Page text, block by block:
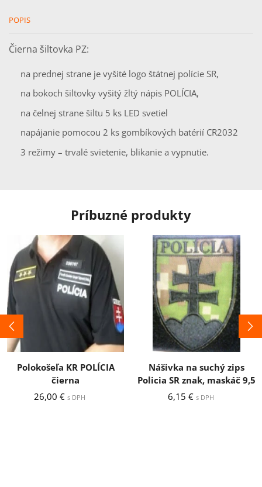
POPIS
Čierna šiltovka PZ:
na prednej strane je vyšité logo štátnej polície SR,
na bokoch šiltovky vyšitý žltý nápis POLÍCIA,
na čelnej strane šiltu 5 ks LED svetiel
napájanie pomocou 2 ks gombíkových batérií CR2032
3 režimy – trvalé svietenie, blikanie a vypnutie.
Príbuzné produkty
Polokošeľa KR POLÍCIA
čierna
26,00 € s DPH
Nášivka na suchý zips
Policia SR znak, maskáč 9,5
6,15 € s DPH